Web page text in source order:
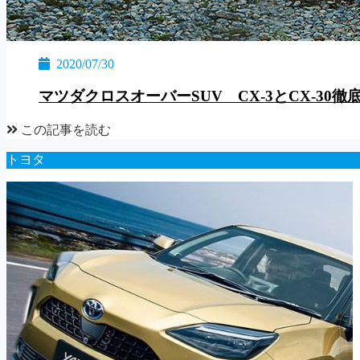
2020/07/30
マツダクロスオーバーSUV CX-3とCX-30徹
この記事を読む
トヨタ